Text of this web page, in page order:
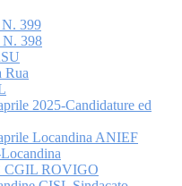
399
398
Rua
2025-Candidature ed
Locandina ANIEF
CGIL ROVIGO